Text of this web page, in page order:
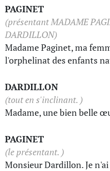
PAGINET
(présentant MADAME
DARDILLON)
Madame Paginet, ma
l'orphelinat des enfants
DARDILLON
(tout en s'inclinant. )
Madame, une bien belle
PAGINET
(le présentant. )
Monsieur Dardillon. Je